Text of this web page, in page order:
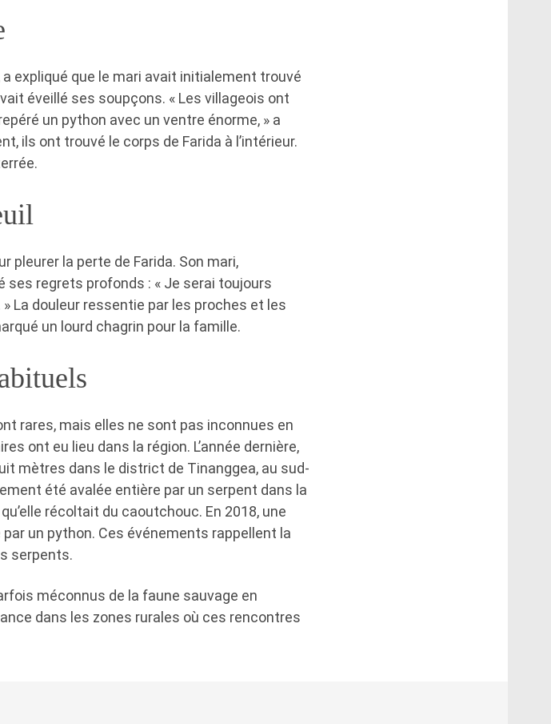
expliqué que le mari avait initialement trouvé
éveillé ses soupçons. « Les villageois ont
un python avec un ventre énorme, » a
ils ont trouvé le corps de Farida à l’intérieur.
pleurer la perte de Farida. Son mari,
ses regrets profonds : « Je serai toujours
La douleur ressentie par les proches et les
un lourd chagrin pour la famille.
rares, mais elles ne sont pas inconnues en
ont eu lieu dans la région. L’année dernière,
mètres dans le district de Tinanggea, au sud-
été avalée entière par un serpent dans la
récoltait du caoutchouc. En 2018, une
un python. Ces événements rappellent la
serpents.
méconnus de la faune sauvage en
dans les zones rurales où ces rencontres